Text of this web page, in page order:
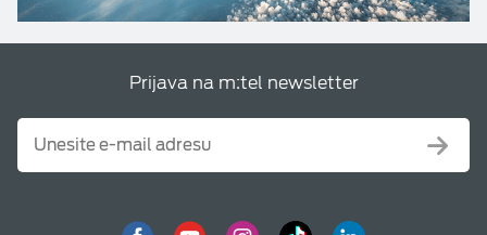
Prijava na m:tel newsletter